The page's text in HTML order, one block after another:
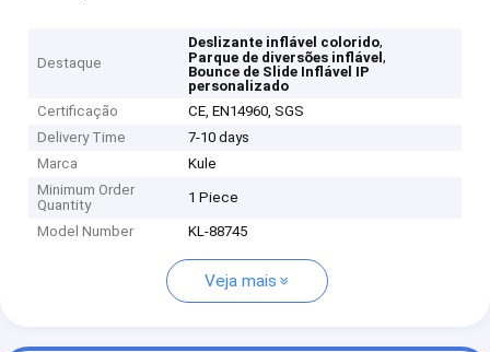
Destaque
Deslizante inflável colorido,
Parque de diversões inflável,
Bounce de Slide Inflável IP
personalizado
Certificação
CE, EN14960, SGS
Delivery Time
7-10 days
Marca
Kule
Minimum Order
Quantity
1 Piece
Model Number KL-88745
Veja mais